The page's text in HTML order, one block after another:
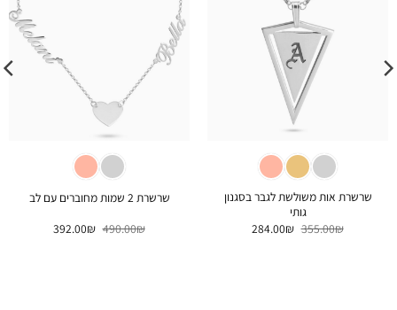
שרשרת אות משולשת לגבר בסגנון
גותי
355.00₪ המחיר
המקורי
284.00₪ המחיר
שרשרת 2 שמות מחוברים עם לב
490.00₪ המחיר
המקורי
392.00₪ המחיר